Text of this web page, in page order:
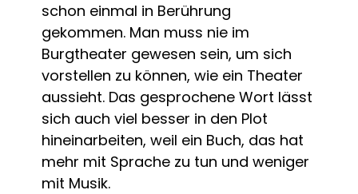
schon einmal in Berührung
gekommen. Man muss nie im
Burgtheater gewesen sein, um sich
vorstellen zu können, wie ein Theater
aussieht. Das gesprochene Wort lässt
sich auch viel besser in den Plot
hineinarbeiten, weil ein Buch, das hat
mehr mit Sprache zu tun und weniger
mit Musik.